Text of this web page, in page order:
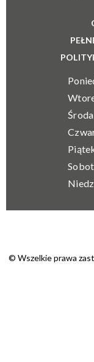
Środa
© Wszelkie prawa